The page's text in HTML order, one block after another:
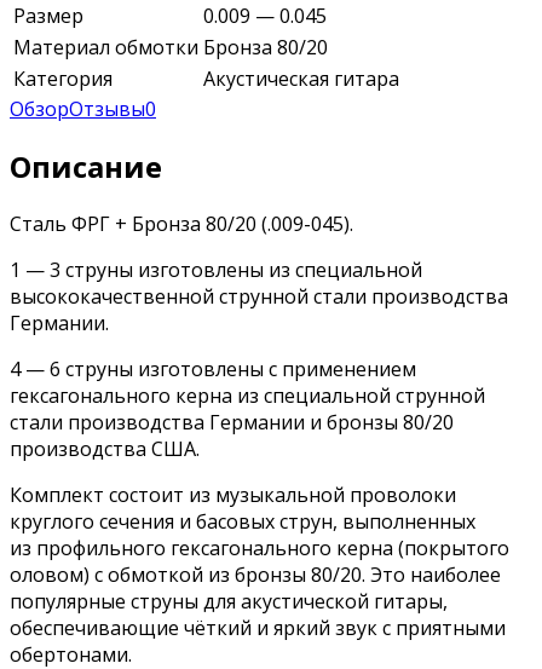
Размер
0.009 — 0.045
Материал обмотки Бронза 80/20
Категория
Акустическая гитара
ОбзорОтзывы0
Описание
Сталь ФРГ + Бронза 80/20 (.009-045).
1 — 3 струны изготовлены из специальной
высококачественной струнной стали производства
Германии.
4 — 6 струны изготовлены с применением
гексагонального керна из специальной струнной
стали производства Германии и бронзы 80/20
производства США.
Комплект состоит из музыкальной проволоки
круглого сечения и басовых струн, выполненных
из профильного гексагонального керна (покрытого
оловом) с обмоткой из бронзы 80/20. Это наиболее
популярные струны для акустической гитары,
обеспечивающие чёткий и яркий звук с приятными
обертонами.